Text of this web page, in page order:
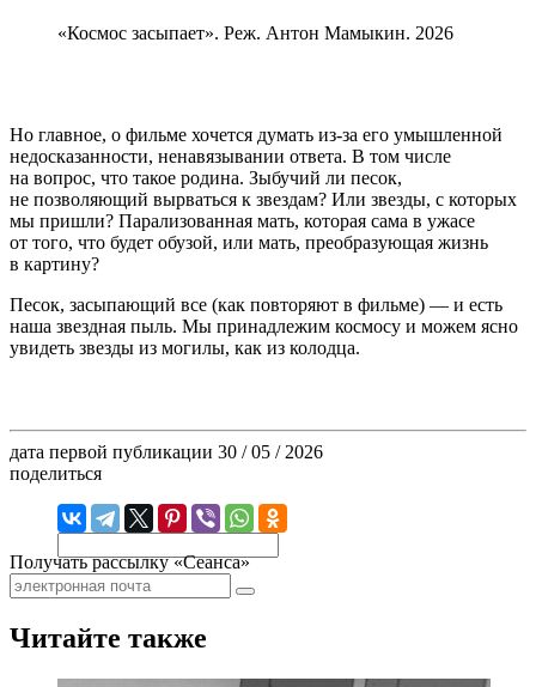
«Космос засыпает». Реж. Антон Мамыкин. 2026
Но главное, о фильме хочется думать из-за его умышленной
недосказанности, ненавязывании ответа. В том числе
на вопрос, что такое родина. Зыбучий ли песок,
не позволяющий вырваться к звездам? Или звезды, с которых
мы пришли? Парализованная мать, которая сама в ужасе
от того, что будет обузой, или мать, преобразующая жизнь
в картину?
Песок, засыпающий все (как повторяют в фильме) — и есть
наша звездная пыль. Мы принадлежим космосу и можем ясно
увидеть звезды из могилы, как из колодца.
дата первой публикации 30 / 05 / 2026
поделиться
Получать рассылку «Сеанса»
Читайте также